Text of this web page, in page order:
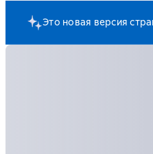
Это новая версия